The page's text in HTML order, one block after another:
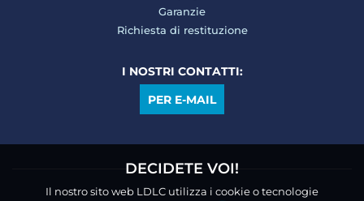
Garanzie
Richiesta di restituzione
I NOSTRI CONTATTI:
PER E-MAIL
DECIDETE VOI!
Il nostro sito web LDLC utilizza i cookie o tecnologie